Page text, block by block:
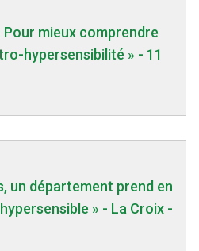
Pour mieux comprendre
hypersensibilité » - 11
un département prend en
» - La Croix -